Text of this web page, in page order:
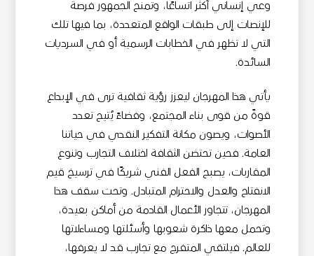
وعي إنساني أكثر اتساعًا، وتمنح الجمهور فرصة
للإنصات إلى طبقات الواقع المتعددة، بما فيها تلك
التي لا تظهر في الخطابات الرسمية أو في السرديات
السائدة.
يأتي هذا المهرجان ليعزز رؤية ثقافية ترى في الإبداع
قوةً من قوى بناء المجتمع، وفضاءً يُتيح تعدد
الأصوات، ويصون مكانة التفكير النقدي في حياتنا
العامة. فحين تحتضن الثقافة اختلاف التجارب وتنوع
المقاربات، يصبح الفعل الفني شريكًا في ترسيخ قيم
الانفتاح والعدل والاحترام المتبادل. وتحت سقف هذا
المهرجان، تتجاور الأعمال القادمة من أماكن بعيدة،
وتحمل معها ذاكرة شعوبها وأسئلتها ومساءلاتها
للعالم. فيلتقي المتفرج مع تجارب قد لا يعرفها،